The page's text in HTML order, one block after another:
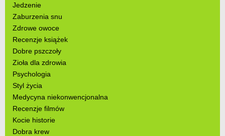
Jedzenie
Zaburzenia snu
Zdrowe owoce
Recenzje książek
Dobre pszczoły
Zioła dla zdrowia
Psychologia
Styl życia
Medycyna niekonwencjonalna
Recenzje filmów
Kocie historie
Dobra krew